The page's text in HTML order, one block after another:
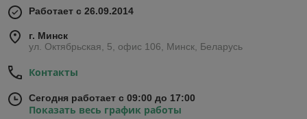
Работает с 26.09.2014
г. Минск
ул. Октябрьская, 5, офис 106, Минск, Беларусь
Контакты
Сегодня работает с 09:00 до 17:00
Показать весь график работы